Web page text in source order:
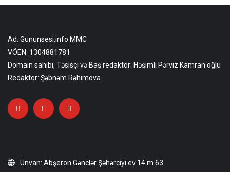
Ad: Gununsesi.info MMC
VÖEN: 1304881781
Domain sahibi, Təsisçi və Baş redaktor: Həşimli Pərviz Kamran oğlu
Redaktor: Şəbnəm Rəhimova
Ünvan: Abşeron Gənclər Şəhərciyi ev 14 m 63